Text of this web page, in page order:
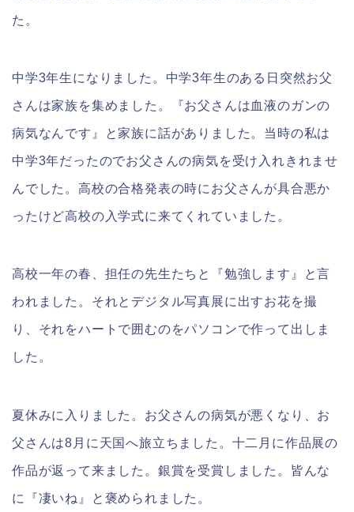
た。
中学3年生になりました。中学3年生のある日突然お父
さんは家族を集めました。『お父さんは血液のガンの
病気なんです』と家族に話がありました。当時の私は
中学3年だったのでお父さんの病気を受け入れきれませ
んでした。高校の合格発表の時にお父さんが具合悪か
ったけど高校の入学式に来てくれていました。
高校一年の春、担任の先生たちと『勉強します』と言
われました。それとデジタル写真展に出すお花を撮
り、それをハートで囲むのをパソコンで作って出しま
した。
夏休みに入りました。お父さんの病気が悪くなり、お
父さんは8月に天国へ旅立ちました。十二月に作品展の
作品が返って来ました。銀賞を受賞しました。皆んな
に『凄いね』と褒められました。